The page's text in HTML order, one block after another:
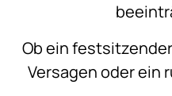
Ob ein festsitzender
Versagen oder ein